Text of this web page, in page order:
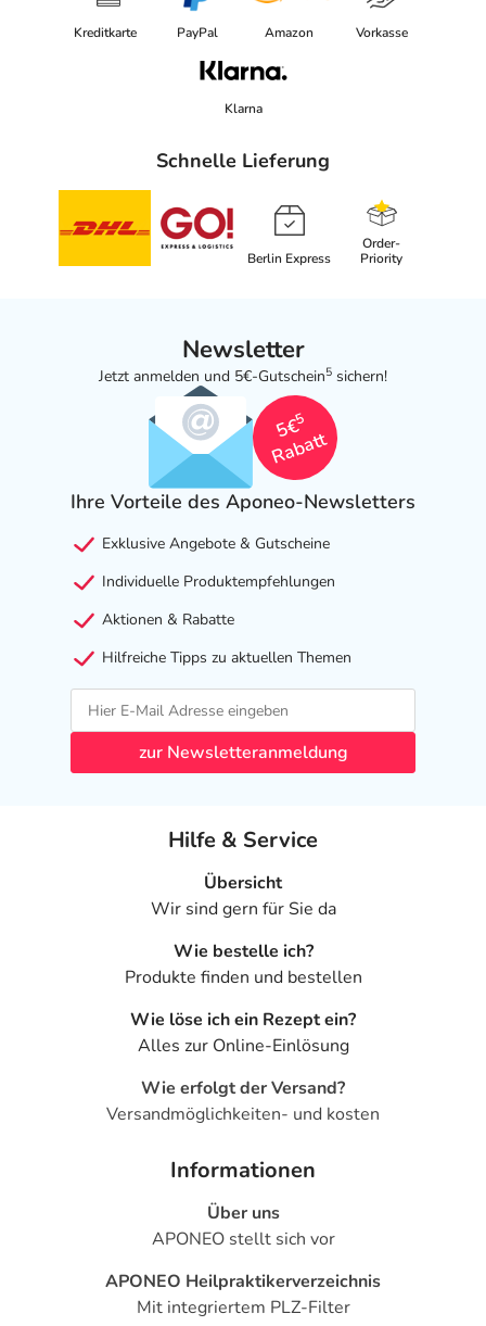
Kreditkarte PayPal Amazon Vorkasse
Klarna
Schnelle Lieferung
Berlin Express
Order-
Priority
Newsletter
Jetzt anmelden und 5€-Gutschein5 sichern!
5€
5
Rabatt
Ihre Vorteile des Aponeo-Newsletters
Exklusive Angebote & Gutscheine
Individuelle Produktempfehlungen
Aktionen & Rabatte
Hilfreiche Tipps zu aktuellen Themen
zur Newsletteranmeldung
Hilfe & Service
Übersicht
Wir sind gern für Sie da
Wie bestelle ich?
Produkte finden und bestellen
Wie löse ich ein Rezept ein?
Alles zur Online-Einlösung
Wie erfolgt der Versand?
Versandmöglichkeiten- und kosten
Informationen
Über uns
APONEO stellt sich vor
APONEO Heilpraktikerverzeichnis
Mit integriertem PLZ-Filter